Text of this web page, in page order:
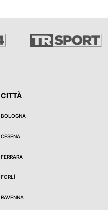
CITTÀ
BOLOGNA
CESENA
FERRARA
FORLÌ
RAVENNA